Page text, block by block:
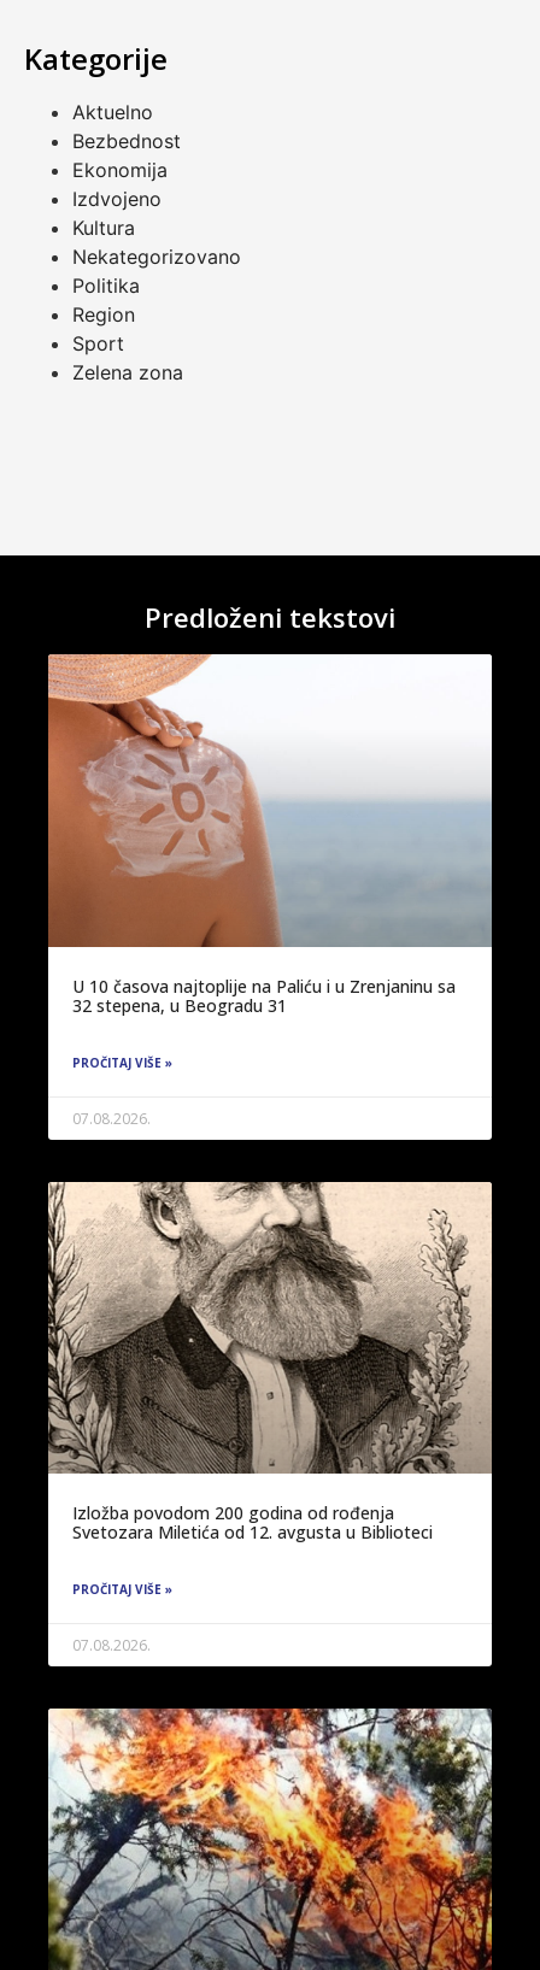
Kategorije
Aktuelno
Bezbednost
Ekonomija
Izdvojeno
Kultura
Nekategorizovano
Politika
Region
Sport
Zelena zona
Predloženi tekstovi
U 10 časova najtoplije na Paliću i u Zrenjaninu sa
32 stepena, u Beogradu 31
PROČITAJ VIŠE »
07.08.2026.
Izložba povodom 200 godina od rođenja
Svetozara Miletića od 12. avgusta u Biblioteci
PROČITAJ VIŠE »
07.08.2026.